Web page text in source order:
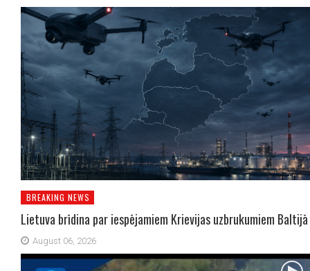
BREAKING NEWS
Lietuva brīdina par iespējamiem Krievijas uzbrukumiem Baltijā
August 06, 2026